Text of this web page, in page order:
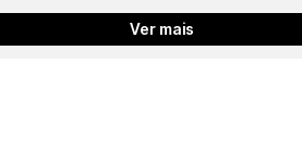
Ver mais